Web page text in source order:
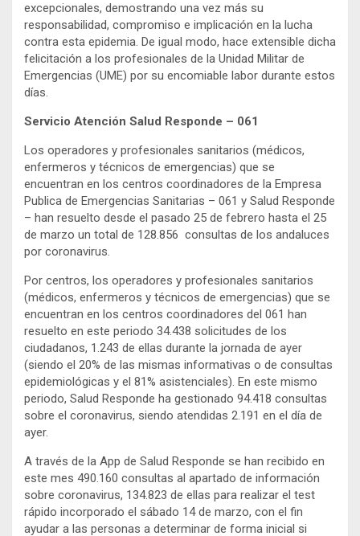
excepcionales, demostrando una vez más su
responsabilidad, compromiso e implicación en la lucha
contra esta epidemia. De igual modo, hace extensible dicha
felicitación a los profesionales de la Unidad Militar de
Emergencias (UME) por su encomiable labor durante estos
días.
Servicio Atención Salud Responde – 061
Los operadores y profesionales sanitarios (médicos,
enfermeros y técnicos de emergencias) que se
encuentran en los centros coordinadores de la Empresa
Publica de Emergencias Sanitarias – 061 y Salud Responde
– han resuelto desde el pasado 25 de febrero hasta el 25
de marzo un total de 128.856 consultas de los andaluces
por coronavirus.
Por centros, los operadores y profesionales sanitarios
(médicos, enfermeros y técnicos de emergencias) que se
encuentran en los centros coordinadores del 061 han
resuelto en este periodo 34.438 solicitudes de los
ciudadanos, 1.243 de ellas durante la jornada de ayer
(siendo el 20% de las mismas informativas o de consultas
epidemiológicas y el 81% asistenciales). En este mismo
periodo, Salud Responde ha gestionado 94.418 consultas
sobre el coronavirus, siendo atendidas 2.191 en el día de
ayer.
A través de la App de Salud Responde se han recibido en
este mes 490.160 consultas al apartado de información
sobre coronavirus, 134.823 de ellas para realizar el test
rápido incorporado el sábado 14 de marzo, con el fin
ayudar a las personas a determinar de forma inicial si